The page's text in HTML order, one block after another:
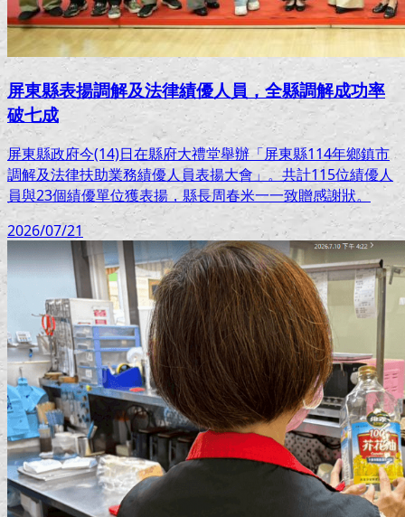
屏東縣表揚調解及法律績優人員，全縣調解成功率
破七成
屏東縣政府今(14)日在縣府大禮堂舉辦「屏東縣114年鄉鎮市
調解及法律扶助業務績優人員表揚大會」。共計115位績優人
員與23個績優單位獲表揚，縣長周春米一一致贈感謝狀。
2026/07/21